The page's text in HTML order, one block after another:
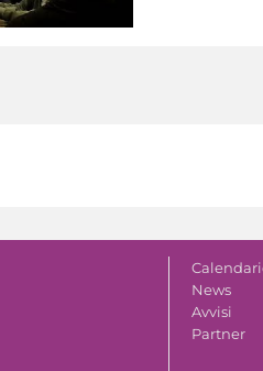
News
Avvisi
Partner